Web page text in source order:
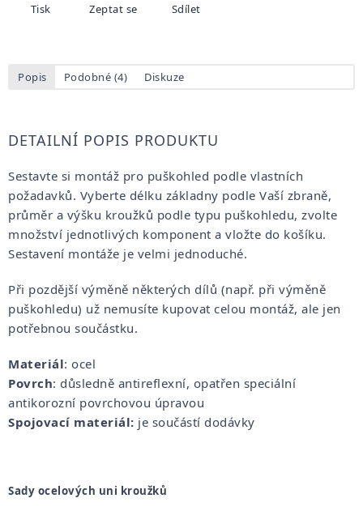
Tisk Zeptat se Sdílet
Popis Podobné (4) Diskuze
DETAILNÍ POPIS PRODUKTU
Sestavte si montáž pro puškohled podle vlastních
požadavků. Vyberte délku základny podle Vaší zbraně,
průměr a výšku kroužků podle typu puškohledu, zvolte
množství jednotlivých komponent a vložte do košíku.
Sestavení montáže je velmi jednoduché.
Při pozdější výměně některých dílů (např. při výměně
puškohledu) už nemusíte kupovat celou montáž, ale jen
potřebnou součástku.
Materiál: ocel
Povrch: důsledně antireflexní, opatřen speciální
antikorozní povrchovou úpravou
Spojovací materiál: je součástí dodávky
Sady ocelových uni kroužků